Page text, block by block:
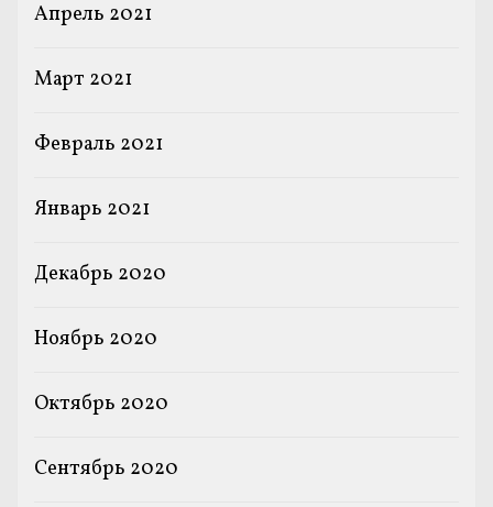
Апрель 2021
Март 2021
Февраль 2021
Январь 2021
Декабрь 2020
Ноябрь 2020
Октябрь 2020
Сентябрь 2020